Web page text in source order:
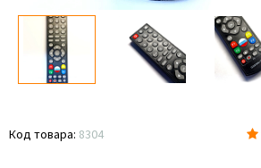
Код товара: 8304